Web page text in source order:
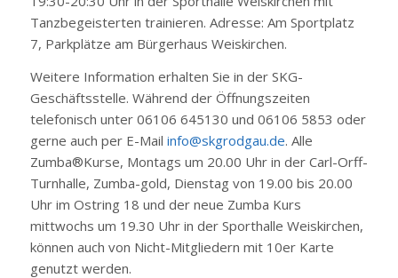
Tanzbegeisterten trainieren. Adresse: Am Sportplatz
7, Parkplätze am Bürgerhaus Weiskirchen.
Weitere Information erhalten Sie in der SKG-
Geschäftsstelle. Während der Öffnungszeiten
telefonisch unter 06106 645130 und 06106 5853 oder
gerne auch per E-Mail info@skgrodgau.de. Alle
Zumba®Kurse, Montags um 20.00 Uhr in der Carl-Orff-
Turnhalle, Zumba-gold, Dienstag von 19.00 bis 20.00
Uhr im Ostring 18 und der neue Zumba Kurs
mittwochs um 19.30 Uhr in der Sporthalle Weiskirchen,
können auch von Nicht-Mitgliedern mit 10er Karte
genutzt werden.